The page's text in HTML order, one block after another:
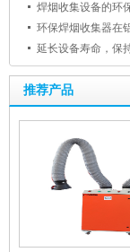
环保焊烟收集器在
推荐产品